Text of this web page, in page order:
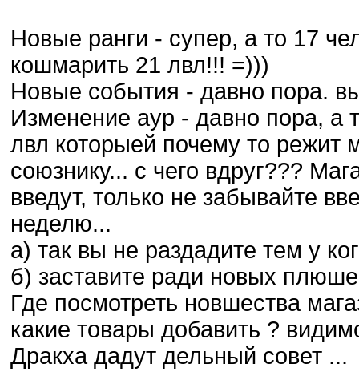
Новые ранги - супер, а то 17
кошмарить 21 лвл!!! =)))
Новые события - давно пора.
Изменение аур - давно пора, а
лвл которыей почему то режит
союзнику... с чего вдруг???
введут, только не забывайте
неделю...
а) так вы не раздадите тем у
б) заставите ради новых
Где посмотреть новшества
какие товары добавить ?
Дракха дадут дельный совет ...